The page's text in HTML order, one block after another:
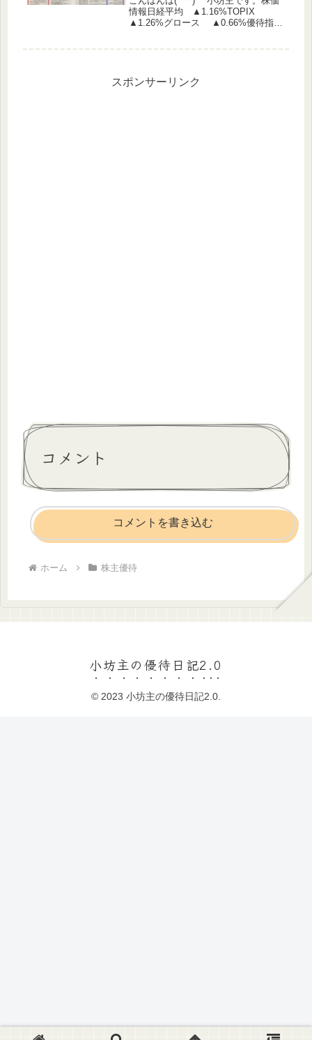
情報日経平均 ▲1.16%TOPIX
▲1.26%グロース ▲0.66%優待指
スポンサーリンク
コメント
コメントを書き込む
ホーム 株主優待
小坊主の優待日記2.0
© 2023 小坊主の優待日記2.0.